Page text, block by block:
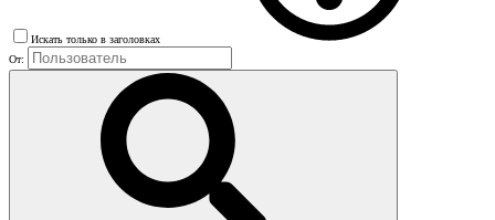
Искать только в заголовках
От: